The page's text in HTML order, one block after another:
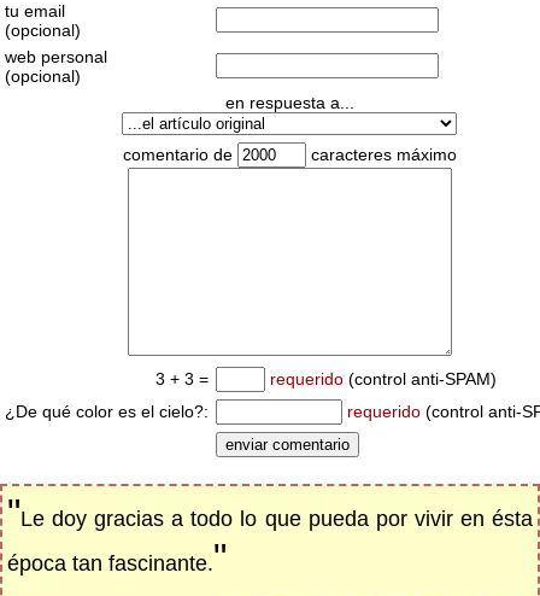
tu email
(opcional)
web personal
(opcional)
en respuesta a...
comentario de caracteres máximo
3 + 3 = requerido (control anti-SPAM)
¿De qué color es el cielo?:
requerido (control anti-
"Le doy gracias a todo lo que pueda por vivir en ésta
época tan fascinante."